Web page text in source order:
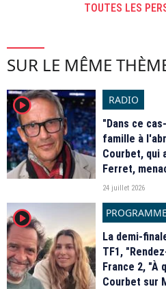
TOUTES LES
SUR LE MÊME
player2
RADIO
"Dans ce
famille à
Courbet, qui
Ferret,
24 juillet 2026
player2
La demi-
TF1,
France 2, "À
Courbet sur